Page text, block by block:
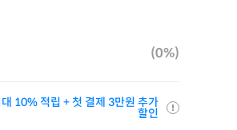
(0%)
10% 적립 + 첫 결제 3만원 추가
할인